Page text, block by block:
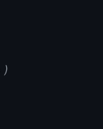
)